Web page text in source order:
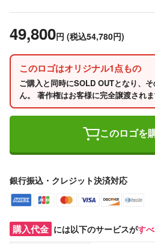
49,800円 (税込54,780円)
このロゴはオリジナル1点もの
ご購入と同時にSOLD OUTとなり、
ん。 著作権はお客様に完全譲渡されま
このロゴを
銀行振込・クレジット決済対応
購入代金 には以下のサービスがす